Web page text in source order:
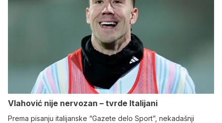
Vlahović nije nervozan – tvrde Italijani
Prema pisanju italijanske “Gazete delo Sport”, nekadašnji